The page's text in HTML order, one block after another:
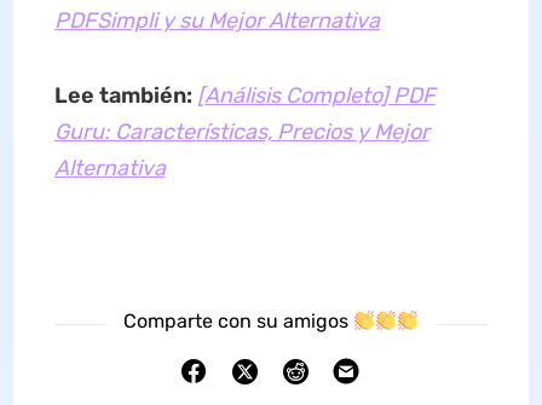
PDFSimpli y su Mejor Alternativa
Lee también: [Análisis Completo] PDF
Guru: Características, Precios y Mejor
Alternativa
Comparte con su amigos